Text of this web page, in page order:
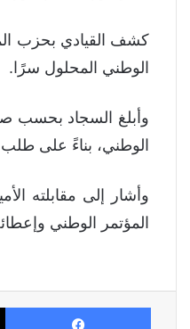
كشف القيادي بحزب
الوطني المحلول سرًا.
وأبلغ السجاد بحسب
الوطني، بناءً على
وأشار إلى مقابلته
المؤتمر الوطني